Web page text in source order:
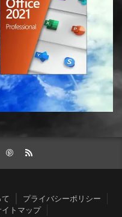
て
プライバシーポリシー
イトマップ